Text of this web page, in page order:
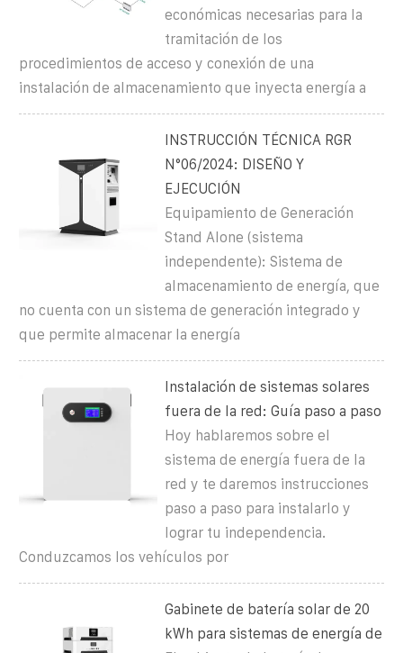
económicas necesarias para la
tramitación de los
procedimientos de acceso y conexión de una
instalación de almacenamiento que inyecta energía a
INSTRUCCIÓN TÉCNICA RGR
N°06/2024: DISEÑO Y
EJECUCIÓN
Equipamiento de Generación
Stand Alone (sistema
independente): Sistema de
almacenamiento de energía, que
no cuenta con un sistema de generación integrado y
que permite almacenar la energía
Instalación de sistemas solares
fuera de la red: Guía paso a paso
Hoy hablaremos sobre el
sistema de energía fuera de la
red y te daremos instrucciones
paso a paso para instalarlo y
lograr tu independencia.
Conduzcamos los vehículos por
Gabinete de batería solar de 20
kWh para sistemas de energía de